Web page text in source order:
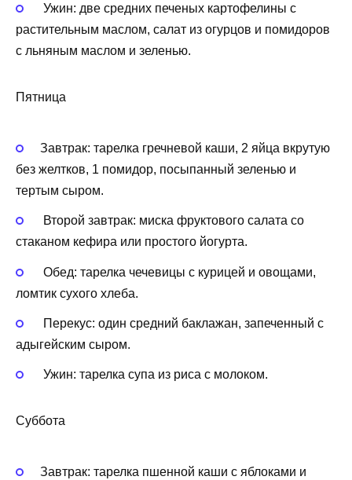
Ужин: две средних печеных картофелины с
растительным маслом, салат из огурцов и помидоров
с льняным маслом и зеленью.
Пятница
Завтрак: тарелка гречневой каши, 2 яйца вкрутую
без желтков, 1 помидор, посыпанный зеленью и
тертым сыром.
Второй завтрак: миска фруктового салата со
стаканом кефира или простого йогурта.
Обед: тарелка чечевицы с курицей и овощами,
ломтик сухого хлеба.
Перекус: один средний баклажан, запеченный с
адыгейским сыром.
Ужин: тарелка супа из риса с молоком.
Суббота
Завтрак: тарелка пшенной каши с яблоками и